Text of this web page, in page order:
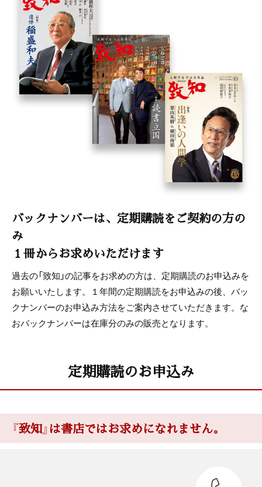
立花民雄 「西海の巨儒・安東省菴の偉業を人々に」
読者プレゼント
「致知と私」読者から寄せられたお手紙
『心に響く小さな５つの物語』ニュース44
致知出版社ニュース
BOOKS[書評]
まんが＜うちの社長の器学＞
神保あつし
木鶏クラブ通信
バックナンバーは、定期購読をご契約の方の
み
１冊からお求めいただけます
過去の「致知」の記事をお求めの方は、定期購読のお申込みを
お願いいたします。１年間の定期購読をお申込みの後、バッ
クナンバーのお申込み方法をご案内させていただきます。な
おバックナンバーは在庫分のみの販売となります。
定期購読のお申込み
『致知』は書店ではお求めになれません。